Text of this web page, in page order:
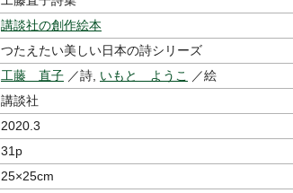
講談社の創作絵本
つたえたい美しい日本の詩シリーズ
工藤 直子 ／詩, いもと ようこ
／絵
講談社
2020.3
31p
25×25cm